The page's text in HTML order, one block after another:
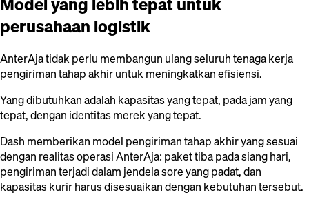
perusahaan logistik
AnterAja tidak perlu membangun ulang seluruh tenaga kerja
pengiriman tahap akhir untuk meningkatkan efisiensi.
Yang dibutuhkan adalah kapasitas yang tepat, pada jam yang
tepat, dengan identitas merek yang tepat.
Dash memberikan model pengiriman tahap akhir yang sesuai
dengan realitas operasi AnterAja: paket tiba pada siang hari,
pengiriman terjadi dalam jendela sore yang padat, dan
kapasitas kurir harus disesuaikan dengan kebutuhan tersebut.